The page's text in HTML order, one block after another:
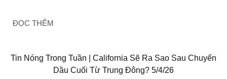
ĐỌC THÊM
Tin Nóng Trong Tuần | California Sẽ Ra Sao Sau Chuyến
Dầu Cuối Từ Trung Đông? 5/4/26